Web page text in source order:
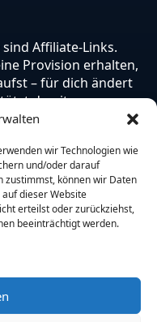
wir Technologien wie
und/oder darauf
zustimmst, können wir Daten
dieser Website
erteilst oder zurückziehst,
beeinträchtigt werden.
Affiliate-Links.
Provision erhalten,
– für dich ändert
damit unsere
vorbehalten.